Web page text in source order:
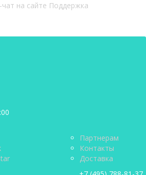
на сайте Поддержка
Партнерам
Контакты
Доставка